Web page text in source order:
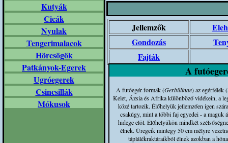
Kutyák
Nyulak
Hörcsögök
Tengerimalacok
Patkányok-Egerek
Ugróegerek
Csincsillák
Mókusok
Cicák
Jellemzők
Gondozás
Fajták
A
A futóegér-formák (Gerbillinae) az egérfélék (
Kelet, Ázsia és Afrika különböző vidékein, a
közé tartozik. Élőhelyük jellemzően igen
csakúgy, mint a többi faj egyedei - a maguk
hidege elöl. Élőhelyükön mindkét
élnek. Üregeik mintegy 50 cm mélyre
táplálékraktáraikból élnek azokban a